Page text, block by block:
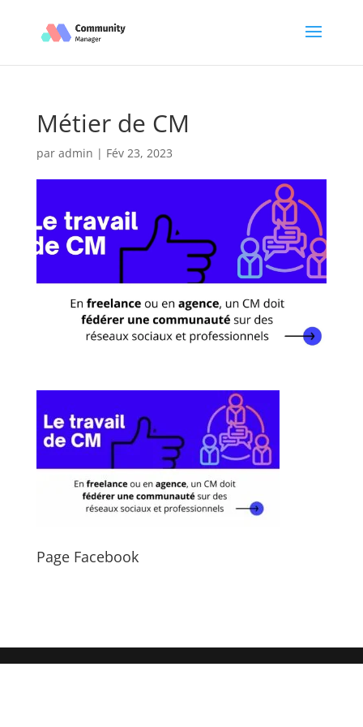
Métier de CM
par admin | Fév 23, 2023
Page Facebook